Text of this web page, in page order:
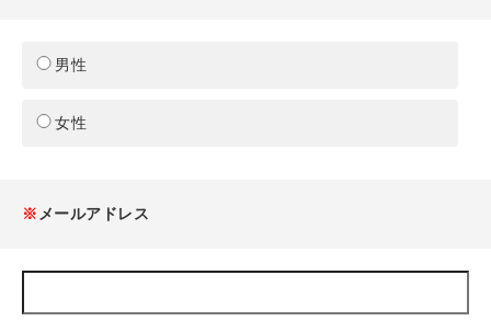
男性
女性
※ メールアドレス